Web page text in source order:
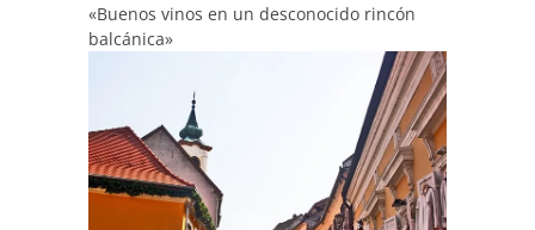
«Buenos vinos en un desconocido rincón
balcánica»